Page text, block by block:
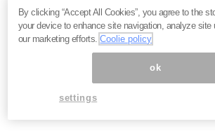
By clicking “Accept All Cookies”, you agree to the
your device to enhance site navigation, analyze
our marketing efforts.Coolie policy
ok
settings